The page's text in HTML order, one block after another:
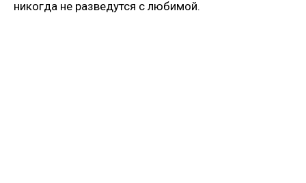
никогда не разведутся с любимой.